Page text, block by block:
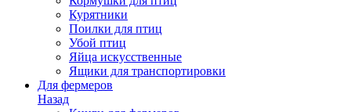
Курятники
Поилки для птиц
Убой птиц
Яйца искусственные
Ящики для транспортировки
Для фермеров
Назад